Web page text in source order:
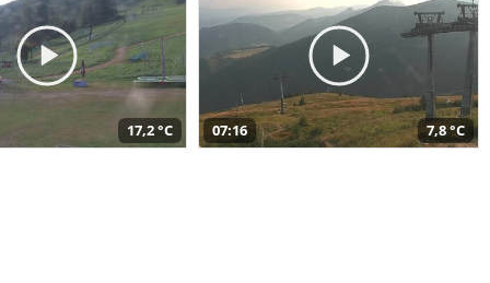
17,2 °C 07:16 7,8 °C